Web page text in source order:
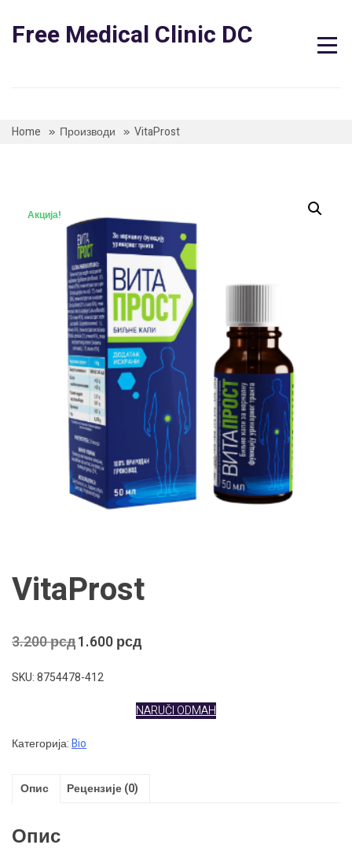
content
Free Medical Clinic DC
Home Производи VitaProst
Акција!
VitaProst
3.200рсдОригинална
је
1.600рсд
SKU: 8754478-412
NARUČI ODMAH
Категорија:Bio
Опис Рецензије (0)
Опис